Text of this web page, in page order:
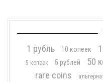
1 рубль
10 копеек
5 копеек
5 рублей 50
rare coins